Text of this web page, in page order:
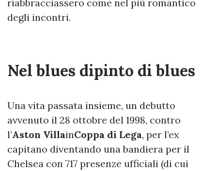
riabbracciassero come nel più romantico
degli incontri.
Nel blues dipinto di blues
Una vita passata insieme, un debutto
avvenuto il 28 ottobre del 1998, contro
l’Aston VillainCoppa di Lega, per l’ex
capitano diventando una bandiera per il
Chelsea con 717 presenze ufficiali (di cui